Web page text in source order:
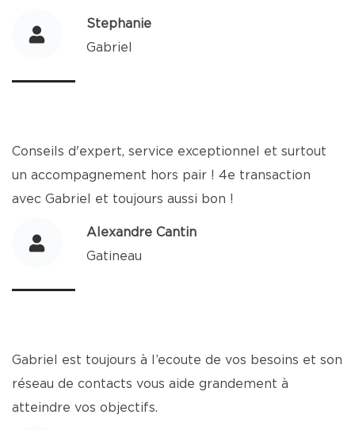
Stephanie
Gabriel
Conseils d'expert, service exceptionnel et surtout
un accompagnement hors pair ! 4e transaction
avec Gabriel et toujours aussi bon !
Alexandre Cantin
Gatineau
Gabriel est toujours à l’ecoute de vos besoins et son
réseau de contacts vous aide grandement à
atteindre vos objectifs.